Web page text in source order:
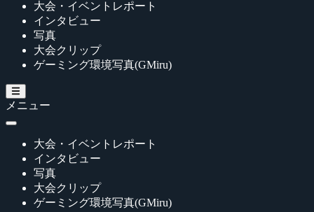
大会・イベントレポート
インタビュー
写真
大会クリップ
ゲーミング環境写真(GMiru)
メニュー
大会・イベントレポート
インタビュー
写真
大会クリップ
ゲーミング環境写真(GMiru)